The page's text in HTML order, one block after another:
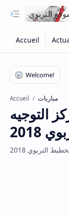
التربوي
Accueil مباريات
التوجيه
التربوي 2018